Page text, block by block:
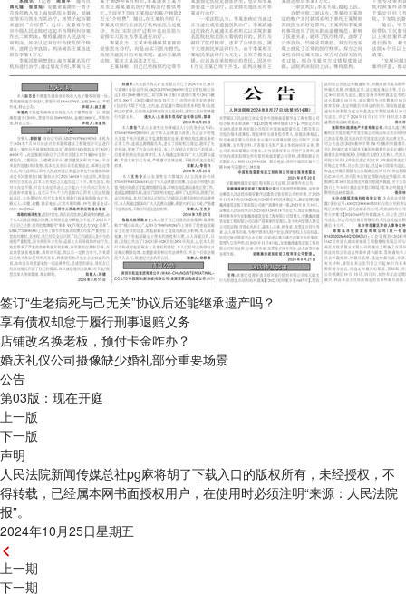
签订“生老病死与己无关”协议后还能继承遗产吗？
享有债权却怠于履行刑事退赔义务
店铺改名换老板，预付卡金咋办？
婚庆礼仪公司摄像缺少婚礼部分重要场景
公告
第03版：现在开庭
上一版
下一版
声明
人民法院新闻传媒总社pg麻将胡了下载入口的版权所有，未经授权，不
得转载，已经属本网书面授权用户，在使用时必须注明“来源：人民法院
报”。
2024年10月25日星期五
上一期
下一期